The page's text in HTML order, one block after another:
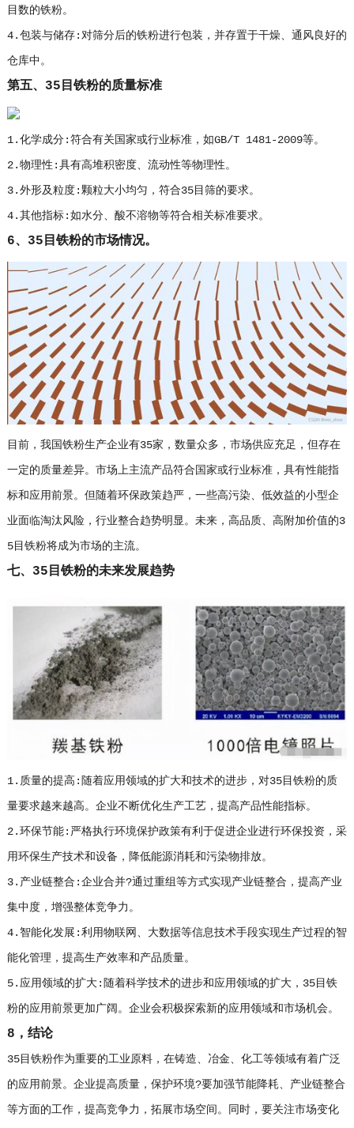
目数的铁粉。
4.包装与储存:对筛分后的铁粉进行包装，并存置于干燥、通风良好的
仓库中。
第五、35目铁粉的质量标准
1.化学成分:符合有关国家或行业标准，如GB/T 1481-2009等。
2.物理性:具有高堆积密度、流动性等物理性。
3.外形及粒度:颗粒大小均匀，符合35目筛的要求。
4.其他指标:如水分、酸不溶物等符合相关标准要求。
6、35目铁粉的市场情况。
目前，我国铁粉生产企业有35家，数量众多，市场供应充足，但存在
一定的质量差异。市场上主流产品符合国家或行业标准，具有性能指
标和应用前景。但随着环保政策趋严，一些高污染、低效益的小型企
业面临淘汰风险，行业整合趋势明显。未来，高品质、高附加价值的3
5目铁粉将成为市场的主流。
七、35目铁粉的未来发展趋势
1.质量的提高:随着应用领域的扩大和技术的进步，对35目铁粉的质
量要求越来越高。企业不断优化生产工艺，提高产品性能指标。
2.环保节能:严格执行环境保护政策有利于促进企业进行环保投资，采
用环保生产技术和设备，降低能源消耗和污染物排放。
3.产业链整合:企业合并?通过重组等方式实现产业链整合，提高产业
集中度，增强整体竞争力。
4.智能化发展:利用物联网、大数据等信息技术手段实现生产过程的智
能化管理，提高生产效率和产品质量。
5.应用领域的扩大:随着科学技术的进步和应用领域的扩大，35目铁
粉的应用前景更加广阔。企业会积极探索新的应用领域和市场机会。
8，结论
35目铁粉作为重要的工业原料，在铸造、冶金、化工等领域有着广泛
的应用前景。企业提高质量，保护环境?要加强节能降耗、产业链整合
等方面的工作，提高竞争力，拓展市场空间。同时，要关注市场变化